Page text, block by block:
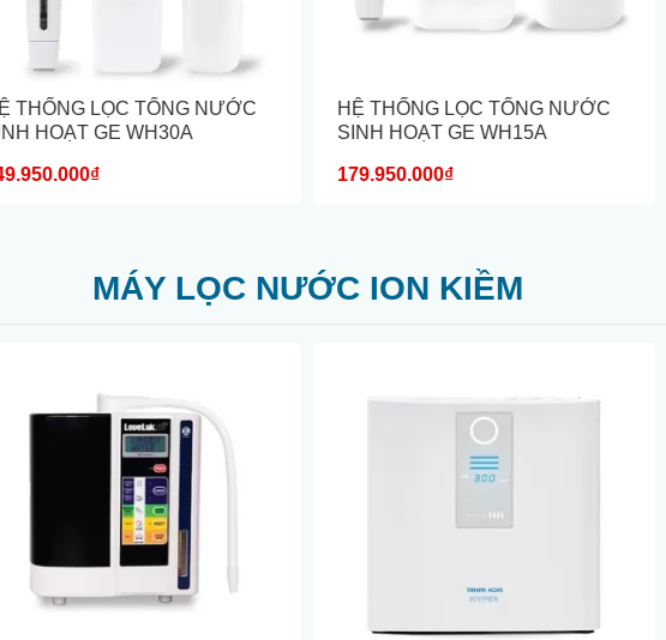
THỐNG LỌC TỔNG NƯỚC
HOẠT GE WH30A
HỆ THỐNG LỌC TỔNG NƯỚC
SINH HOẠT GE WH15A
179.950.000₫
MÁY LỌC NƯỚC ION KIỀM